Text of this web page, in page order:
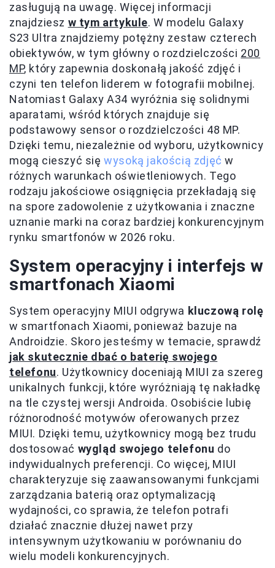
zasługują na uwagę. Więcej informacji
znajdziesz w tym artykule. W modelu Galaxy
S23 Ultra znajdziemy potężny zestaw czterech
obiektywów, w tym główny o rozdzielczości 200
MP, który zapewnia doskonałą jakość zdjęć i
czyni ten telefon liderem w fotografii mobilnej.
Natomiast Galaxy A34 wyróżnia się solidnymi
aparatami, wśród których znajduje się
podstawowy sensor o rozdzielczości 48 MP.
Dzięki temu, niezależnie od wyboru, użytkownicy
mogą cieszyć sięwysoką jakością zdjęć w
różnych warunkach oświetleniowych. Tego
rodzaju jakościowe osiągnięcia przekładają się
na spore zadowolenie z użytkowania i znaczne
uznanie marki na coraz bardziej konkurencyjnym
rynku smartfonów w 2026 roku.
System operacyjny i interfejs w
smartfonach Xiaomi
System operacyjny MIUI odgrywa kluczową rolę
w smartfonach Xiaomi, ponieważ bazuje na
Androidzie. Skoro jesteśmy w temacie, sprawdź
jak skutecznie dbać o baterię swojego
telefonu. Użytkownicy doceniają MIUI za szereg
unikalnych funkcji, które wyróżniają tę nakładkę
na tle czystej wersji Androida. Osobiście lubię
różnorodność motywów oferowanych przez
MIUI. Dzięki temu, użytkownicy mogą bez trudu
dostosować wygląd swojego telefonu do
indywidualnych preferencji. Co więcej, MIUI
charakteryzuje się zaawansowanymi funkcjami
zarządzania baterią oraz optymalizacją
wydajności, co sprawia, że telefon potrafi
działać znacznie dłużej nawet przy
intensywnym użytkowaniu w porównaniu do
wielu modeli konkurencyjnych.